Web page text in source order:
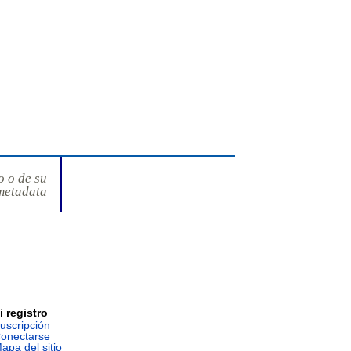
o de su
registro
del sitio